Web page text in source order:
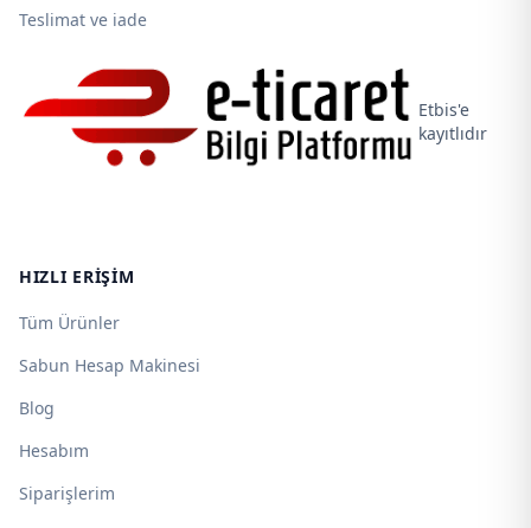
Teslimat ve iade
Etbis'e
kayıtlıdır
HIZLI ERIŞIM
Tüm Ürünler
Sabun Hesap Makinesi
Blog
Hesabım
Siparişlerim